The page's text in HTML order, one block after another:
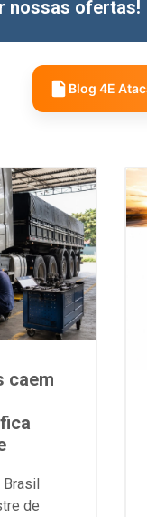
nossas ofertas!
Blog 4E
caem
Brasil
de